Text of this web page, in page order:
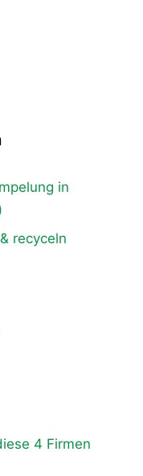
in
recyceln
4 Firmen